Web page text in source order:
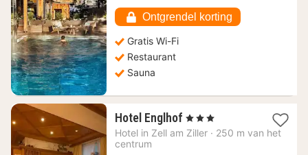
€
Ontgrendel korting
Gratis Wi-Fi
Restaurant
Sauna
Hotel Englhof 1
nacht
, 3 Sterren
Hotel in Zell am Ziller · 250 m van het
centrum